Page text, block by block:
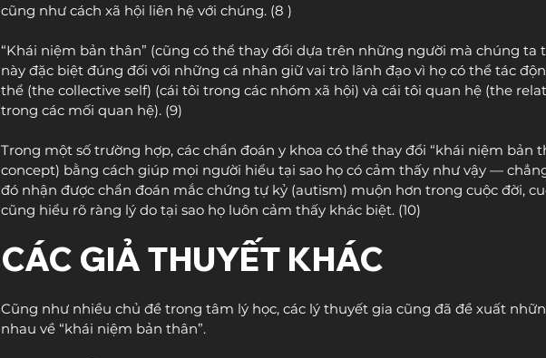
cũng như cách xã hội liên hệ với chúng. (8 )
“Khái niệm bản thân” (cũng có thể thay đổi dựa trên những người mà chúng ta
này đặc biệt đúng đối với những cá nhân giữ vai trò lãnh đạo vì họ có thể tác
thể (the collective self) (cái tôi trong các nhóm xã hội) và cái tôi quan hệ (the
trong các mối quan hệ). (9)
Trong một số trường hợp, các chẩn đoán y khoa có thể thay đổi “khái niệm bản
concept) bằng cách giúp mọi người hiểu tại sao họ có cảm thấy như vậy —
đó nhận được chẩn đoán mắc chứng tự kỷ (autism) muộn hơn trong cuộc đời,
cũng hiểu rõ ràng lý do tại sao họ luôn cảm thấy khác biệt. (10)
CÁC GIẢ THUYẾT KHÁC
Cũng như nhiều chủ đề trong tâm lý học, các lý thuyết gia cũng đã đề xuất
nhau về “khái niệm bản thân”.